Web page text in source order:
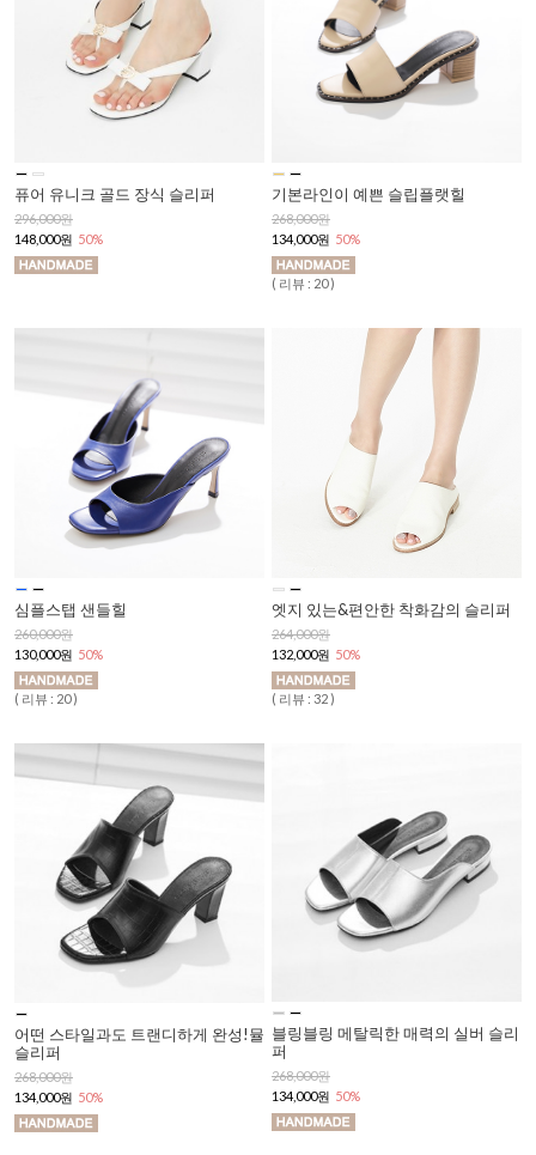
퓨어 유니크 골드 장식 슬리퍼
296,000원
148,000원 50%
기본라인이 예쁜 슬립플랫힐
268,000원
134,000원 50%
( 리뷰 : 20 )
심플스탭 샌들힐
260,000원
130,000원 50%
( 리뷰 : 20 )
엣지 있는&편안한 착화감의 슬리퍼
264,000원
132,000원 50%
( 리뷰 : 32 )
어떤 스타일과도 트랜디하게 완성!뮬
슬리퍼
268,000원
134,000원 50%
블링블링 메탈릭한 매력의 실버 슬리
퍼
268,000원
134,000원 50%